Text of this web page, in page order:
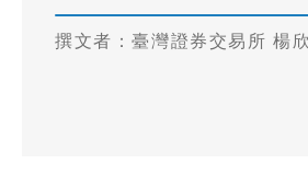
撰文者：臺灣證券交易所 楊